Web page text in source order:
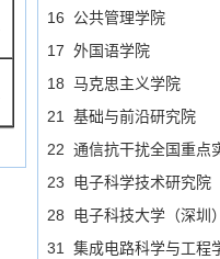
16 公共管理学院
17 外国语学院
18 马克思主义学院
21 基础与前沿研究院
22 通信抗干扰全国重点
23 电子科学技术研究院
28 电子科技大学（深圳
31 集成电路科学与工程